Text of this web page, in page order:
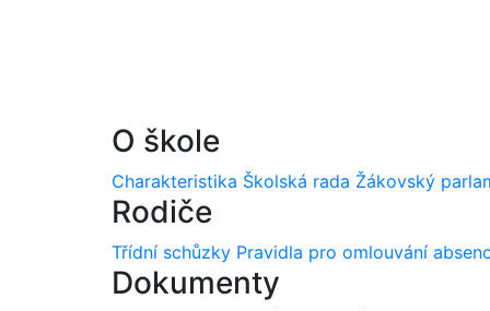
O škole
Charakteristika Školská rada Žákovský
Rodiče
Třídní schůzky Pravidla pro omlouvání
Dokumenty